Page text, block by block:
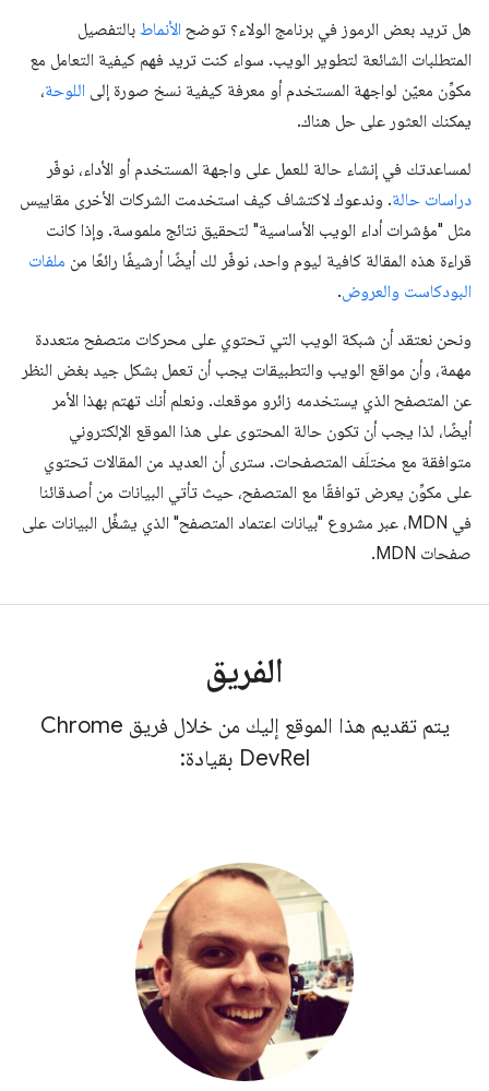
هل تريد بعض الرموز في برنامج الولاء؟ توضح الأنماط بالتفصيل
المتطلبات الشائعة لتطوير الويب. سواء كنت تريد فهم كيفية التعامل مع
مكوِّن معيّن لواجهة المستخدم أو معرفة كيفية نسخ صورة إلى اللوحة،
يمكنك العثور على حل هناك.
لمساعدتك في إنشاء حالة للعمل على واجهة المستخدم أو الأداء، نوفّر
دراسات حالة. وندعوك لاكتشاف كيف استخدمت الشركات الأخرى مقاييس
مثل "مؤشرات أداء الويب الأساسية" لتحقيق نتائج ملموسة. وإذا كانت
قراءة هذه المقالة كافية ليوم واحد، نوفّر لك أيضًا أرشيفًا رائعًا من ملفات
البودكاست والعروض.
ونحن نعتقد أن شبكة الويب التي تحتوي على محركات متصفح متعددة
مهمة، وأن مواقع الويب والتطبيقات يجب أن تعمل بشكل جيد بغض النظر
عن المتصفح الذي يستخدمه زائرو موقعك. ونعلم أنك تهتم بهذا الأمر
أيضًا، لذا يجب أن تكون حالة المحتوى على هذا الموقع الإلكتروني
متوافقة مع مختلَف المتصفحات. سترى أن العديد من المقالات تحتوي
على مكوِّن يعرض توافقًا مع المتصفح، حيث تأتي البيانات من أصدقائنا
في MDN، عبر مشروع "بيانات اعتماد المتصفح" الذي يشغِّل البيانات على
صفحات MDN.
الفريق
يتم تقديم هذا الموقع إليك من خلال فريق Chrome
DevRel بقيادة: